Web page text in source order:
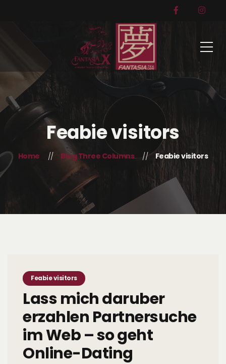
Feabie visitors
Home Blog Three Columns Feabie visitors
Feabie visitors
Lass mich daruber
erzahlen Partnersuche
im Web – so geht
Online-Dating